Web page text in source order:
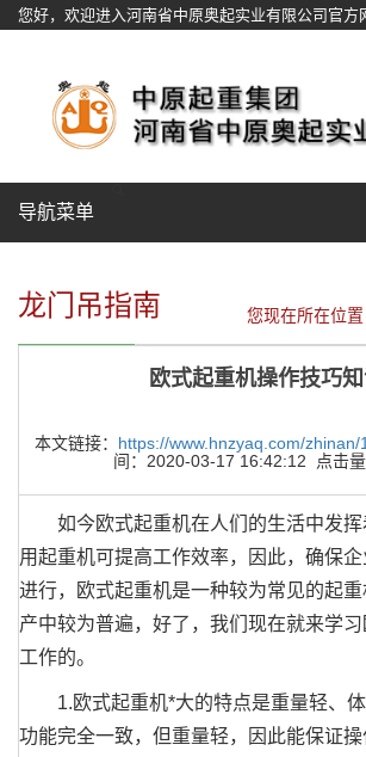
您好，欢迎进入河南省中原奥起实业有限公司官方
导航菜单
龙门吊指南 您现在所在位置
欧式起重机操作技巧
本文链接： https://www.hnzyaq.com/zhinan/
间：2020-03-17 16:42:12 点击
如今欧式起重机在人们的生活中发挥
用起重机可提高工作效率，因此，确保
进行，欧式起重机是一种较为常见的起
产中较为普遍，好了，我们现在就来学
工作的。
1.欧式起重机*大的特点是重量轻、体
功能完全一致，但重量轻，因此能保证操